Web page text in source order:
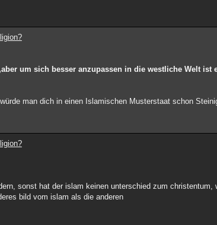
um sich besser anzupassen in die westliche Welt ist
man dich in einen Islamischen Musterstaat schon
sonst hat der islam keinen unterschied zum
bild vom islam als die anderen